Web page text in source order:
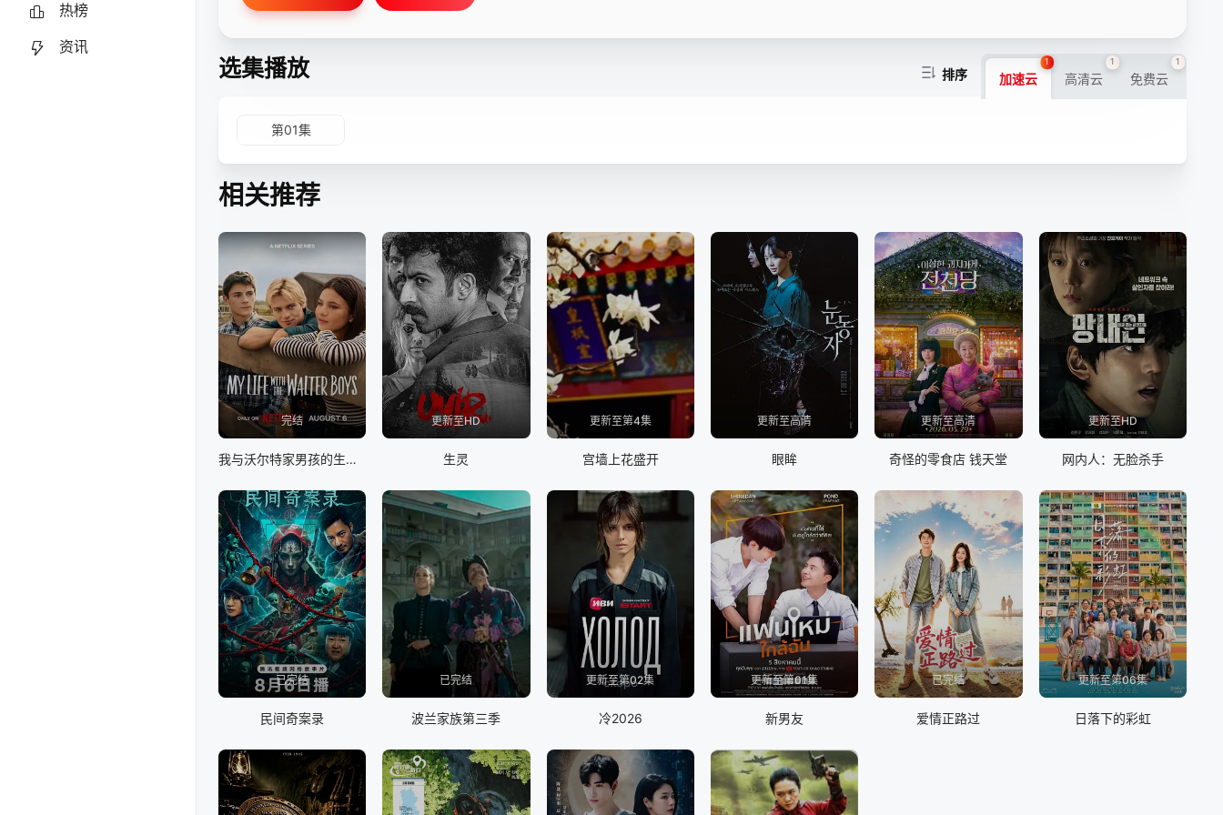
热榜
资讯
选集播放 排序 加速云
1
高清云
1
免费云
1
第01集
相关推荐
完结
我与沃尔特家男孩的生活 第三季
更新至HD
生灵
更新至第4集
宫墙上花盛开
更新至高清
眼眸
更新至高清
奇怪的零食店 钱天堂
更新至HD
网内人：无脸杀手
已完结
民间奇案录
已完结
波兰家族第三季
更新至第02集
冷2026
更新至第01集
新男友
已完结
爱情正路过
更新至第06集
日落下的彩虹